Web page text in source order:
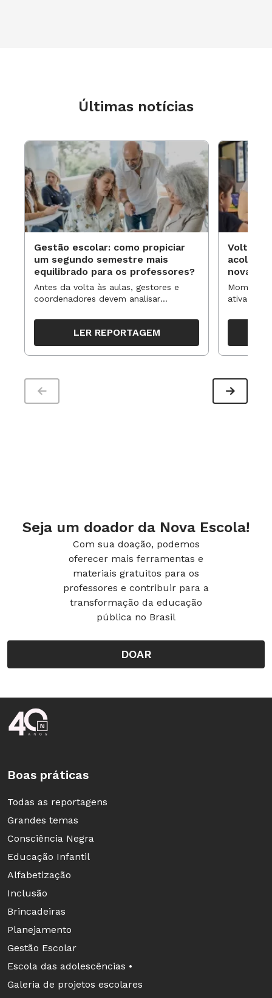
Últimas notícias
Gestão escolar: como propiciar
um segundo semestre mais
equilibrado para os professores?
Antes da volta às aulas, gestores e
coordenadores devem analisar
organizar ações para orientar o
trabalho pedagógico ao longo do
período
LER REPORTAGEM
Volta às
novas
ativa
propostas
Seja um doador da Nova Escola!
Com sua doação, podemos
oferecer mais ferramentas e
materiais gratuitos para os
professores e contribuir para a
transformação da educação
pública no Brasil
DOAR
Rodapé da Nova Escola
Boas práticas
Todas as reportagens
Grandes temas
Consciência Negra
Educação Infantil
Alfabetização
Inclusão
Brincadeiras
Planejamento
Gestão Escolar
Escola das adolescências •
Galeria de projetos escolares